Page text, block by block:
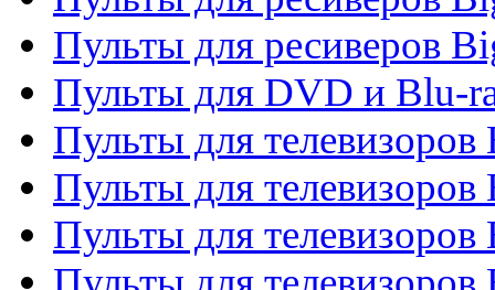
Пульты для ресиверов
Пульты для DVD и Blu-
Пульты для телевизоров
Пульты для телевизоров
Пульты для телевизоров